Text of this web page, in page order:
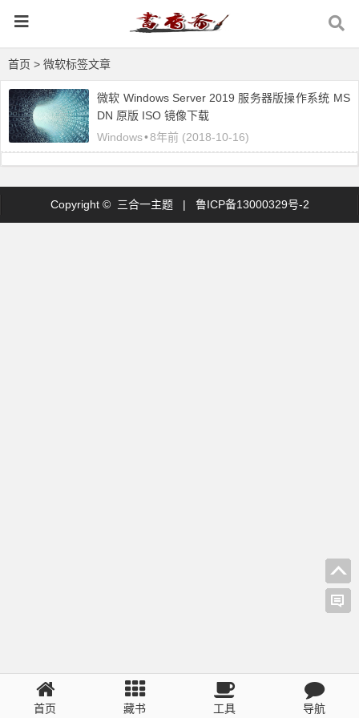
首页 > 微软标签文章
微软 Windows Server 2019 服务器版操作系统 MS
DN 原版 ISO 镜像下载
Windows•8年前 (2018-10-16)
Copyright © 三合一主题 | 鲁ICP备13000329号-2
首页 藏书 工具 导航